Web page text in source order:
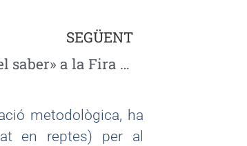
SEGÜENT
Presentació del llibre «El gust del saber» a la Fira de l’Oli DO Siurana
metodològica, ha
en reptes) per al